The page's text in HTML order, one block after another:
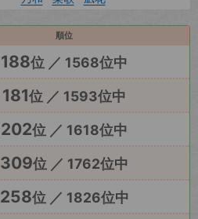
順位
188位 ／ 1568位中
181位 ／ 1593位中
202位 ／ 1618位中
309位 ／ 1762位中
258位 ／ 1826位中